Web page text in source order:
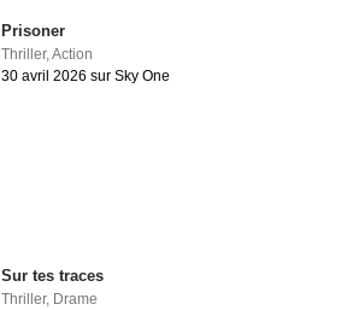
Prisoner
Thriller,Action
30 avril 2026 sur Sky One
Sur tes traces
Thriller, Drame